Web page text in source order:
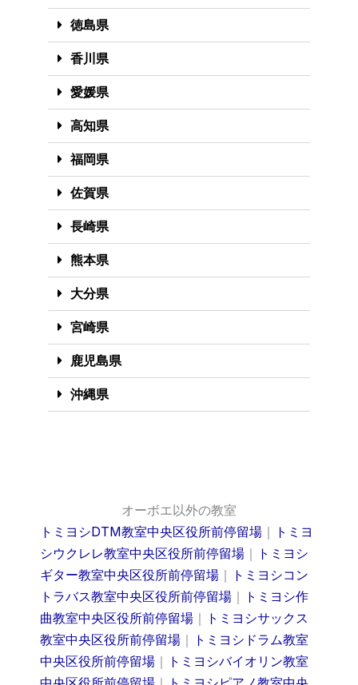
徳島県
香川県
愛媛県
高知県
福岡県
佐賀県
長崎県
熊本県
大分県
宮崎県
鹿児島県
沖縄県
オーボエ以外の教室
トミヨシDTM教室中央区役所前停留場 ｜ トミヨ
シウクレレ教室中央区役所前停留場 ｜ トミヨシ
ギター教室中央区役所前停留場 ｜ トミヨシコン
トラバス教室中央区役所前停留場 ｜ トミヨシ作
曲教室中央区役所前停留場 ｜ トミヨシサックス
教室中央区役所前停留場 ｜ トミヨシドラム教室
中央区役所前停留場 ｜ トミヨシバイオリン教室